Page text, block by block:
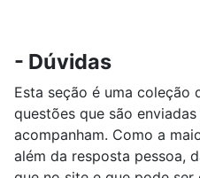
- Dúvidas
Esta seção é uma coleção
questões que são
acompanham. Como a
além da resposta pessoa,